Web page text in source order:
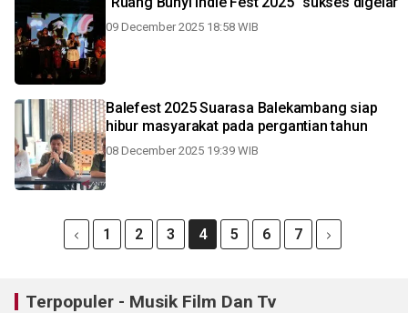
09 December 2025 18:58 WIB
Balefest 2025 Suarasa Balekambang siap
hibur masyarakat pada pergantian tahun
08 December 2025 19:39 WIB
1 2 3 4 5 6 7
Terpopuler - Musik Film Dan Tv